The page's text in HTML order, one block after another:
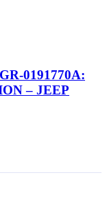
0191770A:
– JEEP